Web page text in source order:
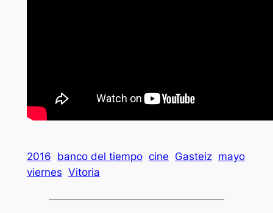
2016 banco del tiempo cine Gasteiz mayo
viernes Vitoria